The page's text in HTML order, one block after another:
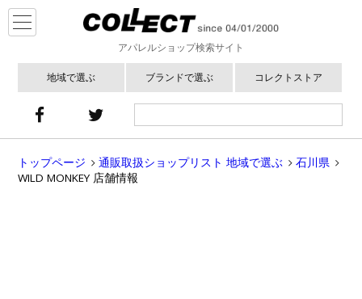
アパレルショップ検索サイト
地域で選ぶ ブランドで選ぶ コレクトストア
トップページ 通販取扱ショップリスト 地域で選ぶ
石川県
WILD MONKEY 店舗情報